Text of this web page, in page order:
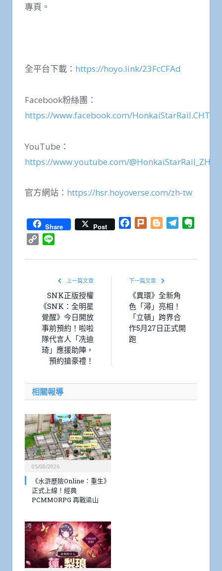
專頁。
全平台下載： https://hoyo.link/23FcCFAd
Facebook粉絲團：
https://www.facebook.com/HonkaiStarRail.CHT
YouTube：
https://www.youtube.com/@HonkaiStarRail_ZH
官方網站： https://hsr.hoyoverse.com/zh-tw
Share Post Facebook
Plurk BloggerTelegram
Copy
上一篇文章
SNK正版授權
《SNK：全明星
覺醒》今日開放
事前預約！啦啦
隊代言人「冼迪
琦」應援助陣，
預約搶豪禮！
下一篇文章
《異環》全新角
色「潯」亮相！
「立頓」跨界合
作5月27日正式開
跑
相關報導
05/08/2026
《水滸歷險Online：重生》
正式上線！經典
PCMMORPG 再戰梁山